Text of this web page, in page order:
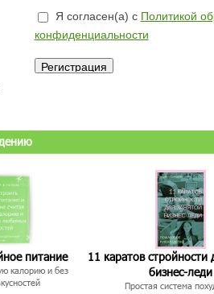
Я согласен(а) с Политикой
конфиденциальности
питание
калорию и без
11 каратов стройности
бизнес-леди
Простая система